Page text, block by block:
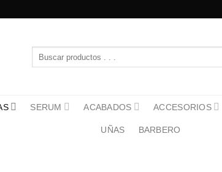
SERUM ACABADOS ACCESORIOS
UÑAS BARBERO